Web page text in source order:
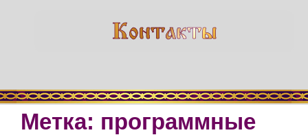
Метка: программные